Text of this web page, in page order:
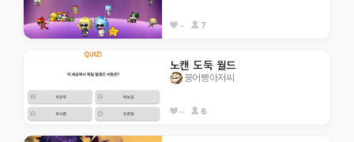
-- 7
노캔 도둑 월드
붕어빵아저씨
-- 6